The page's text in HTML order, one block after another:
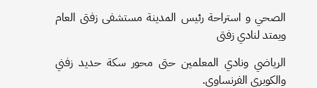
الصحي و استراحة رئيس المدينة مستشفى زفتى العام
ويمتد لنادي زفتى
الرياضي ونادي المعلمين حتى محور سكة حديد زفني
والكوبري الفرنساوي.